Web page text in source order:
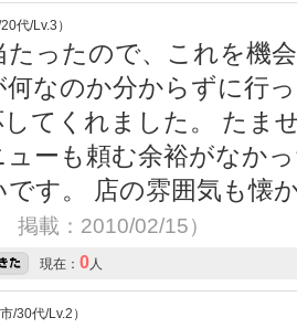
代/Lv.3）
たったので、これを機
何なのか分からずに行
してくれました。 たま
ーも頼む余裕がなか
す。 店の雰囲気も懐
掲載：2010/02/15）
現在： 0人
/30代/Lv.2）